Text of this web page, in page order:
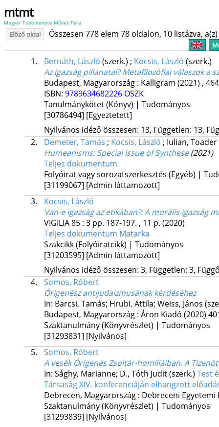
mtmt
Magyar Tudományos Művek Tára
Előző oldal Összesen 778 elem 78 oldalon, 10 listázva,
1. Bernáth, László (szerk.) ; Kocsis, László (szerk.)
Az igazság pillanatai? Metafilozófiai válaszok a
Budapest, Magyarország : Kalligram (2021) ,
ISBN: 9789634682226 OSZK
Tanulmánykötet (Könyv) | Tudományos
[30786494] [Egyeztetett]
Nyilvános idéző összesen: 13, Független: 13,
2.
Demeter, Tamás ; Kocsis, László ; Iulian, Toader
Humeanisms: Special Issue of Synthese (2021)
Teljes dokumentum
Folyóirat vagy sorozatszerkesztés (Egyéb) |
[31199067] [Admin láttamozott]
3.
Kocsis, László
Van-e igazság az etikában?: A morális igazság
VIGILIA85: 3 pp. 187-197. , 11 p. (2020)
Teljes dokumentum Matarka
Szakcikk (Folyóiratcikk) | Tudományos
[31203595] [Admin láttamozott]
Nyilvános idéző összesen: 3, Független: 3,
4.
Somos, Róbert
Órigenész antijudaizmusának kérdéséhez
In: Barcsi, Tamás; Hrubi, Attila; Weiss, János
Budapest, Magyarország : Áron Kiadó (2020)
Szaktanulmány (Könyvrészlet) | Tudományos
[31293831] [Nyilvános]
5.
Somos, Róbert
A vesék Órigenés Zsoltár-homíliáiban. A
In: Sághy, Marianne; D., Tóth Judit (szerk.) Test
Társaság XIV. konferenciáján elhangzott
Debrecen, Magyarország : Debreceni Egyetemi
Szaktanulmány (Könyvrészlet) | Tudományos
[31293839] [Nyilvános]